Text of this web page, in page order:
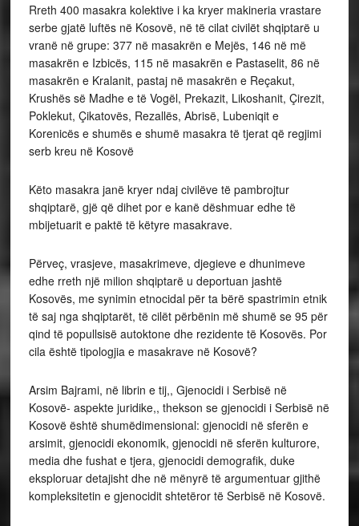
Rreth 400 masakra kolektive i ka kryer makineria vrastare
serbe gjatë luftës në Kosovë, në të cilat civilët shqiptarë u
vranë në grupe: 377 në masakrën e Mejës, 146 në më
masakrën e Izbicës, 115 në masakrën e Pastaselit, 86 në
masakrën e Kralanit, pastaj në masakrën e Reçakut,
Krushës së Madhe e të Vogël, Prekazit, Likoshanit, Çirezit,
Poklekut, Çikatovës, Rezallës, Abrisë, Lubeniqit e
Korenicës e shumës e shumë masakra të tjerat që regjimi
serb kreu në Kosovë
Këto masakra janë kryer ndaj civilëve të pambrojtur
shqiptarë, gjë që dihet por e kanë dëshmuar edhe të
mbijetuarit e paktë të këtyre masakrave.
Përveç, vrasjeve, masakrimeve, djegieve e dhunimeve
edhe rreth një milion shqiptarë u deportuan jashtë
Kosovës, me synimin etnocidal për ta bërë spastrimin etnik
të saj nga shqiptarët, të cilët përbënin më shumë se 95 për
qind të popullsisë autoktone dhe rezidente të Kosovës. Por
cila është tipologjia e masakrave në Kosovë?
Arsim Bajrami, në librin e tij,, Gjenocidi i Serbisë në
Kosovë- aspekte juridike,, thekson se gjenocidi i Serbisë në
Kosovë është shumëdimensional: gjenocidi në sferën e
arsimit, gjenocidi ekonomik, gjenocidi në sferën kulturore,
media dhe fushat e tjera, gjenocidi demografik, duke
eksploruar detajisht dhe në mënyrë të argumentuar gjithë
kompleksitetin e gjenocidit shtetëror të Serbisë në Kosovë.